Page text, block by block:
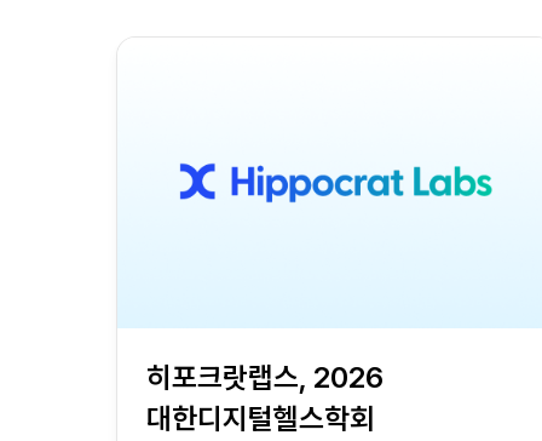
히포크랏랩스, 2026
대한디지털헬스학회